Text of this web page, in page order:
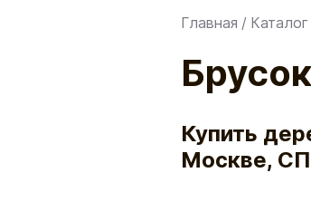
Главная / Каталог
Купить
Москве,